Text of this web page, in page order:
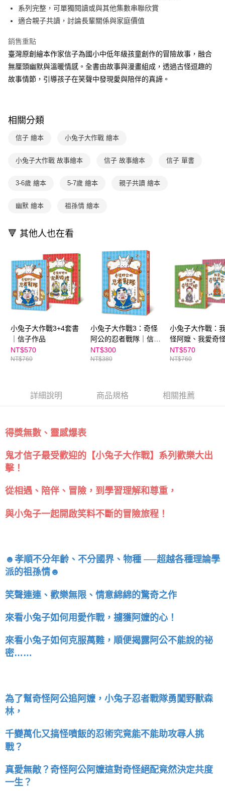
【大哥付你分期使用說明】
1.本服務由台灣大哥大提供，台灣大哥大用戶可立即使用無須另外申請。
2.付款方式選擇「大哥付你分期」，訂單成立後會自動跳轉到大哥付的交易
成交易。
3.實際核准額度、可分期數及費用金額請依後續交易確認頁面所載為準。
4.訂單成立30分鐘內，如未前往確認交易或遇審核未通過，訂單將自動取
消。如遇「轉專審核」未通過狀況，表示未達大哥付你分期系統評分，恕無
法說明評估內容。
帳／街口支付／iPASS MONEY」等通路繳費。
【注意事項】
用戶於交易時，得透過本服務購買商品或服務，並由商店將買賣／分期付款
資料（包含姓名、電話或地址）提供予台灣大哥大進項蒐集、處理及利用，
3.完整用戶服務條款，請詳閱以下連結：
AFTEE先享後付
相關說明
AFTEE先享後付是「在收到商品之後才付款」的支付方式。 讓您購物簡單
便利好安心！
１．簡單：不需註冊會員、不需綁卡、不需儲值。
２．便利：只要手機號碼，簡訊認證，即可結帳。
３．安心：先確認商品／服務後，再付款。
結帳頁面，進行簡訊認證並確認金額後，即可完成結帳。
２．訂單成立數日內，您將收到繳費通知簡訊。
３．收到繳費通知簡訊後14天內，點擊此簡訊中的連結，可透過四大超商／
購買商品的店家。未經商家同意取消之訂單仍視為有效，需透過AFTEE先享
※ 交易是否成功請以「AFTEE先享後付 」之結帳頁面顯示為準，若有關於
易，需依本服務之必要範圍內提供個人資料，並將交易相關給付款項請求債
２．關於個人資料處理事宜，請瀏覽以下網址：
https://aftee.tw/terms/#terms3
３．未成年的使用者請事先徵得法定代理人或監護人之同意方可使用
「AFTEE先享後付」，若未經同意申辦者引起之損失，本公司不負相關責
任。
４．使用「AFTEE先享後付」時，將依據個別帳號之用戶狀況，依本公司即
時審查核予不同之上限額度；若仍有額度不足之情形，本公司將視審查結果
５．嚴禁一人註冊多個帳號或使用他人資訊註冊。若發現惡意使用之情形，
恩沛科技股份有限公司將有權停止該用戶之使用額度並採取法律行動。
ATM付款
運送方式
付款後全家取貨
付款後7-11取貨
每筆NT$70，滿NT$800(含以上)免運費
離島宅配（澎湖、金門、馬祖、小琉球；不適用於郵局i郵箱）
系列完整，可單獨閱讀或與其他集數串聯欣賞
適合親子共讀，討論長輩關係與家庭價值
銷售重點
臺灣原創繪本作家信子為國小中低年級孩童創作的冒險故事，融合
無厘頭幽默與溫暖情感。全書由故事與漫畫組成，透過古怪逗趣的
故事情節，引導孩子在笑聲中發現愛與陪伴的真諦。
相關分類
信子 繪本 小兔子大作戰 繪本
小兔子大作戰 故事繪本 信子 故事繪本 信子 單書
3-6歲 繪本 5-7歲 繪本 親子共讀 繪本
幽默 繪本 祖孫情 繪本
🔻 其他人也在看
小兔子大作戰3+4套書
｜信子作品
NT$570
NT$760
小兔子大作戰3：奇怪
阿公的忍者戰隊｜信子
作品
NT$300
NT$380
小兔子大作戰：
怪阿嬤、我愛奇
（2冊套書）｜信
品
NT$570
NT$760
詳細說明 商品規格 相關推薦
得獎無數、靈感爆表
鬼才信子最受歡迎的【小兔子大作戰】系列歡樂大出
擊！
從相遇、陪伴、冒險，到學習理解和尊重，
與小兔子一起開啟笑料不斷的冒險旅程！
☻孝順不分年齡、不分國界、物種 ──超越各種理論學
派的祖孫情☻
笑聲連連、歡樂無限、情意綿綿的驚奇之作
來看小兔子如何用愛作戰，擄獲阿嬤的心！
來看小兔子如何克服萬難，順便揭露阿公不能說的祕
密……
為了幫奇怪阿公追阿嬤，小兔子忍者戰隊勇闖野獸森
林，
千變萬化又搞怪噴飯的忍術究竟能不能助攻尋人挑
戰？
真愛無敵？奇怪阿公阿嬤這對奇怪絕配竟然決定共度
一生？